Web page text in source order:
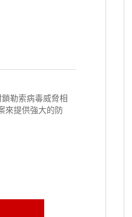
勒索病毒威脅相
來提供強大的防